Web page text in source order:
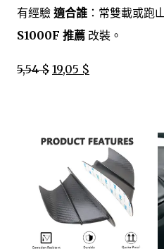
有經驗 適合誰 ：常雙載或跑
S1000F 推薦 改裝。
5,54 $ 19,05 $